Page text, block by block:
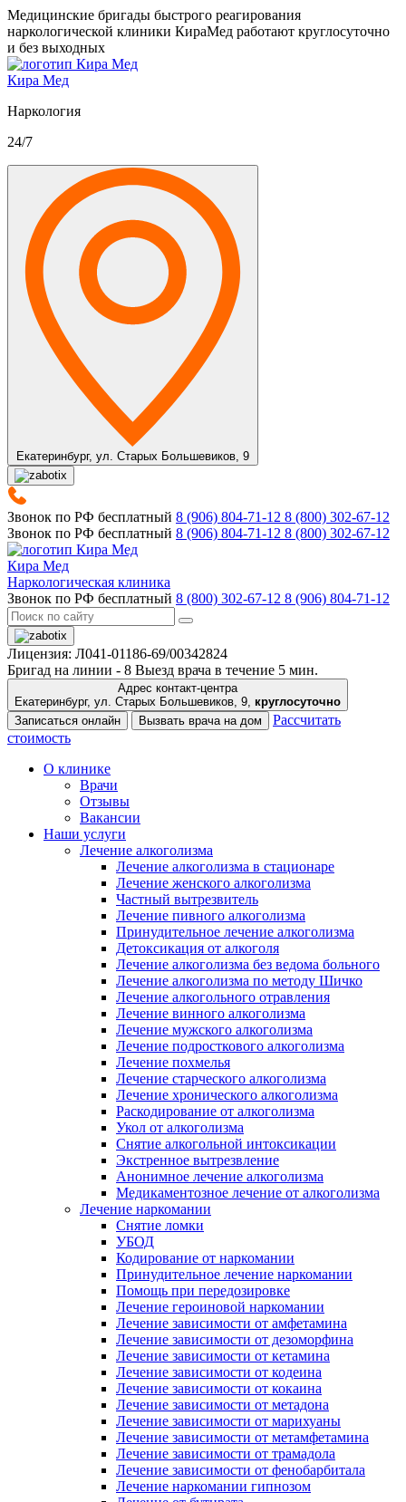
Медицинские бригады быстрого реагирования
наркологической клиники КираМед работают круглосуточно
и без выходных
Кира Мед
Наркология
24/7
Екатеринбург, ул. Старых Большевиков, 9
Звонок по РФ бесплатный 8 (906) 804-71-12 8 (800) 302-67-12
Звонок по РФ бесплатный 8 (906) 804-71-12 8 (800) 302-67-12
Кира Мед
Наркологическая клиника
Звонок по РФ бесплатный 8 (800) 302-67-12 8 (906) 804-71-12
Лицензия: Л041-01186-69/00342824
Бригад на линии - 8 Выезд врача в течение 5 мин.
Адрес контакт-центра
Екатеринбург, ул. Старых Большевиков, 9, круглосуточно
Записаться онлайн
Вызвать врача на дом
Рассчитать
стоимость
О клинике
Врачи
Отзывы
Вакансии
Наши услуги
Лечение алкоголизма
Лечение алкоголизма в стационаре
Лечение женского алкоголизма
Частный вытрезвитель
Лечение пивного алкоголизма
Принудительное лечение алкоголизма
Детоксикация от алкоголя
Лечение алкоголизма без ведома больного
Лечение алкоголизма по методу Шичко
Лечение алкогольного отравления
Лечение винного алкоголизма
Лечение мужского алкоголизма
Лечение подросткового алкоголизма
Лечение похмелья
Лечение старческого алкоголизма
Лечение хронического алкоголизма
Раскодирование от алкоголизма
Укол от алкоголизма
Снятие алкогольной интоксикации
Экстренное вытрезвление
Анонимное лечение алкоголизма
Медикаментозное лечение от алкоголизма
Лечение наркомании
Снятие ломки
УБОД
Кодирование от наркомании
Принудительное лечение наркомании
Помощь при передозировке
Лечение героиновой наркомании
Лечение зависимости от амфетамина
Лечение зависимости от дезоморфина
Лечение зависимости от кетамина
Лечение зависимости от кодеина
Лечение зависимости от кокаина
Лечение зависимости от метадона
Лечение зависимости от марихуаны
Лечение зависимости от метамфетамина
Лечение зависимости от трамадола
Лечение зависимости от фенобарбитала
Лечение наркомании гипнозом